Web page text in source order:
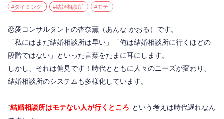
#タイミング #結婚相談所 #モテ
恋愛コンサルタントの杏奈薫（あんな かおる）です。
「私にはまだ結婚相談所は早い」「俺は結婚相談所に行くほどの
段階ではない」といった言葉をたまに耳にします。
しかし、それは偏見です！時代とともに人々のニーズが変わり、
結婚相談所のシステムも多様化しています。
“結婚相談所はモテない人が行くところ”という考えは時代遅れなん